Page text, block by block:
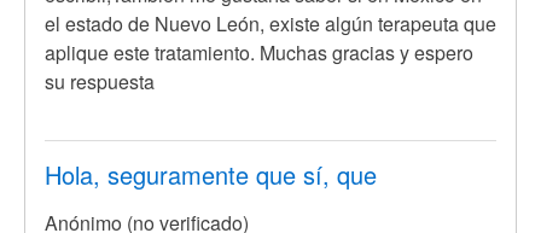
el estado de Nuevo León, existe algún terapeuta que
aplique este tratamiento. Muchas gracias y espero
su respuesta
Hola, seguramente que sí, que
Anónimo (no verificado)